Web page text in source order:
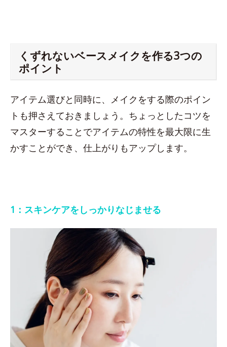
くずれないベースメイクを作る3つの
ポイント
アイテム選びと同時に、メイクをする際のポイン
トも押さえておきましょう。ちょっとしたコツを
マスターすることでアイテムの特性を最大限に生
かすことができ、仕上がりもアップします。
1：スキンケアをしっかりなじませる